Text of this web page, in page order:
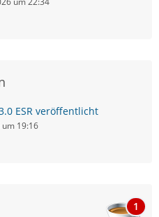
ESR veröffentlicht
um 19:16
1